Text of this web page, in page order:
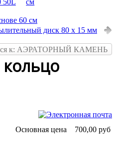
50L
см
60 см
диск 80 х 15 мм
к: АЭРАТОРНЫЙ КАМЕНЬ
Основная цена
700,00 руб